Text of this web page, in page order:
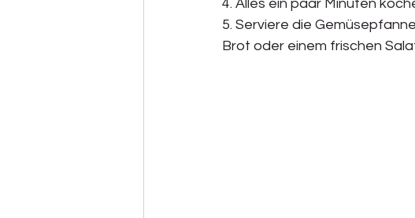
4. Alles ein paar Minuten
5. Serviere die
Brot oder einem frischen